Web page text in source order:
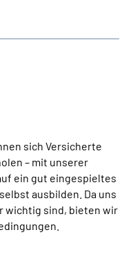
sich Versicherte
– mit unserer
ein gut eingespieltes
ausbilden. Da uns
wichtig sind, bieten wir